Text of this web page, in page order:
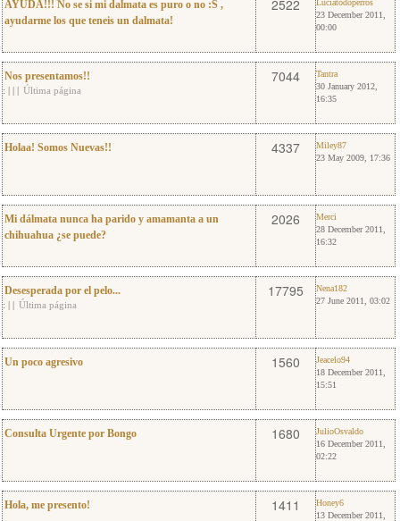
AYUDA!!! No se si mi dalmata es puro o no :S ,
ayudarme los que teneis un dalmata!
2522
Luciatodoperros
23 December 2011,
00:00
Nos presentamos!!
: | | | Última página
Tantra7044
Tantra
30 January 2012,
16:35
Holaa! Somos Nuevas!! Miley87
4337
Miley87
23 May 2009, 17:36
Mi dálmata nunca ha parido y amamanta a un
chihuahua ¿se puede?
Merci2026
Merci
28 December 2011,
16:32
Desesperada por el pelo...
: | | Última página
Nena182
3617795
Nena182
27 June 2011, 03:02
Un poco agresivo Jeacelo94
1560
Jeacelo94
18 December 2011,
15:51
Consulta Urgente por Bongo JulioOsvaldo
1680
JulioOsvaldo
16 December 2011,
02:22
Hola, me presento! Honey6
1411
Honey6
13 December 2011,